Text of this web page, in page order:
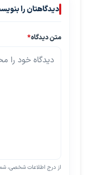
دیدگاهتان را
متن دیدگاه*
از درج اطلاعات شخصی،